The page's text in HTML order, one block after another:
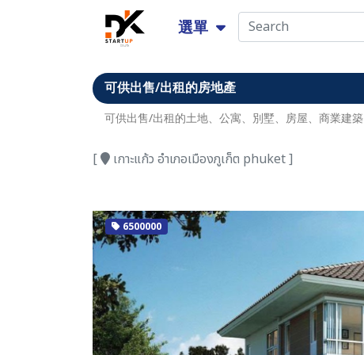
選單
可供出售/出租的房地產
可供出售/出租的土地、公寓、別墅、房屋、商業建築
[ เกาะแก้ว อำเภอเมืองภูเก็ต phuket ]
6500000